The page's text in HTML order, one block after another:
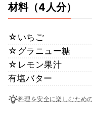
材料（4人分）
☆いちご
☆グラニュー糖
☆レモン果汁
有塩バター
料理を安全に楽しむため